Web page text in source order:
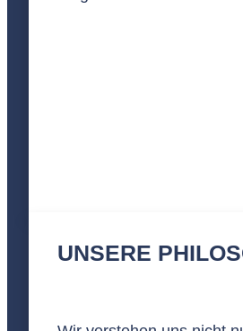
UNSERE